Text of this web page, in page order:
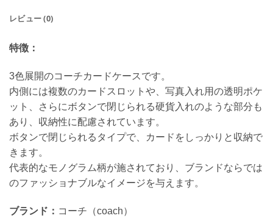
レビュー (0)
特徴：
3色展開のコーチカードケースです。
内側には複数のカードスロットや、写真入れ用の透明ポケ
ット、さらにボタンで閉じられる硬貨入れのような部分も
あり、収納性に配慮されています。
ボタンで閉じられるタイプで、カードをしっかりと収納で
きます。
代表的なモノグラム柄が施されており、ブランドならでは
のファッショナブルなイメージを与えます。
ブランド： コーチ（coach）